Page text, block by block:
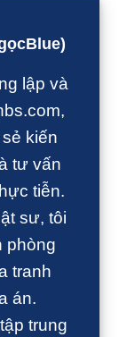
lập và
kiến
tư vấn
tiễn.
sư, tôi
phòng
tranh
án.
trung